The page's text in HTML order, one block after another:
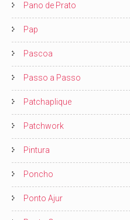
Pano de Prato
Pap
Pascoa
Passo a Passo
Patchaplique
Patchwork
Pintura
Poncho
Ponto Ajur